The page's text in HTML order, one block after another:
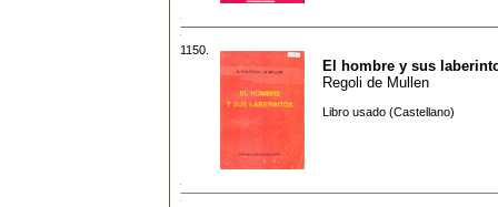
1150.
El hombre y sus
Regoli de Mullen
Libro usado (Castellano)